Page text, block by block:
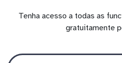
Tenha acesso a todas as
gratuitamente